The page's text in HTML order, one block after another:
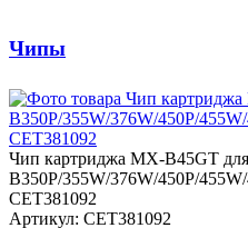
Чипы
Чип к­артриджа MX-B45GT
B350P/355W/376W/450P/
CET381092­
Артикул: CET381092